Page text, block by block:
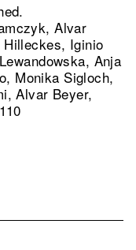
Alvar
Hilleckes, Iginio
Anja
Monika Sigloch,
Alvar Beyer,